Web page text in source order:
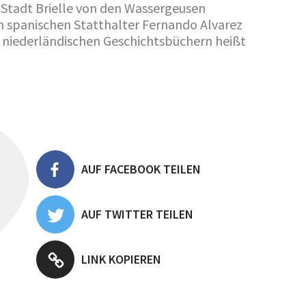
Brielle von den Wassergeusen
Statthalter Fernando Alvarez
Geschichtsbüchern heißt
AUF FACEBOOK TEILEN
AUF TWITTER TEILEN
LINK KOPIEREN